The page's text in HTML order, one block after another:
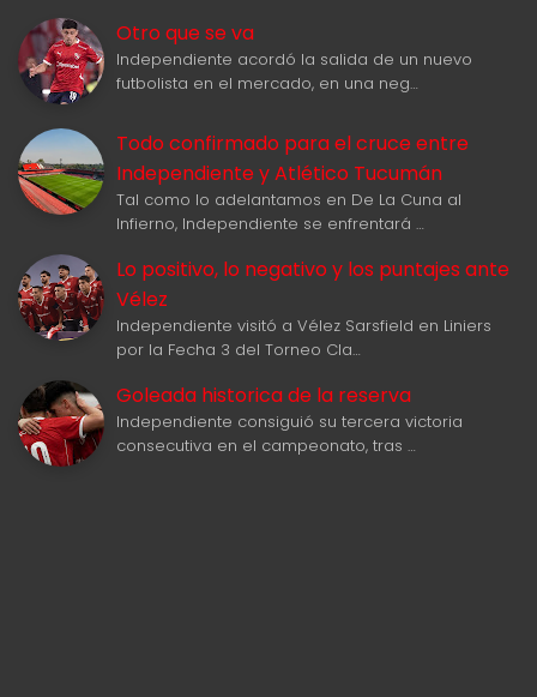
Otro que se va
Independiente acordó la salida de un nuevo
futbolista en el mercado, en una neg…
Todo confirmado para el cruce entre
Independiente y Atlético Tucumán
Tal como lo adelantamos en De La Cuna al
Infierno, Independiente se enfrentará …
Lo positivo, lo negativo y los puntajes ante
Vélez
Independiente visitó a Vélez Sarsfield en Liniers
por la Fecha 3 del Torneo Cla…
Goleada historica de la reserva
Independiente consiguió su tercera victoria
consecutiva en el campeonato, tras …